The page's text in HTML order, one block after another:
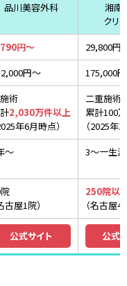
品川美容外科
湘南
クリ
円〜
29,800円
円〜
175,000
術
2,030万件以上
年6月時点）
二重施術
累計100
（2025年
～ 3〜一生涯
古屋1院）
250院以
（名古屋4
公式サイト 公式